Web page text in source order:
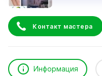
Контакт мастера
Информация